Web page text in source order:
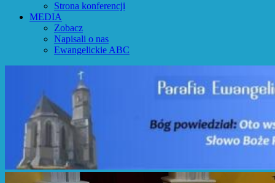
Strona konferencji
MEDIA
Zobacz
Napisali o nas
Ewangelickie ABC